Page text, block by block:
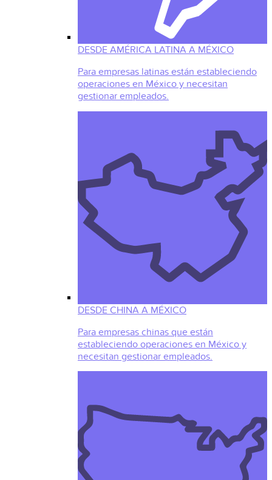
DESDE AMÉRICA LATINA A MÉXICO
Para empresas latinas están estableciendo
operaciones en México y necesitan
gestionar empleados.
DESDE CHINA A MÉXICO
Para empresas chinas que están
estableciendo operaciones en México y
necesitan gestionar empleados.